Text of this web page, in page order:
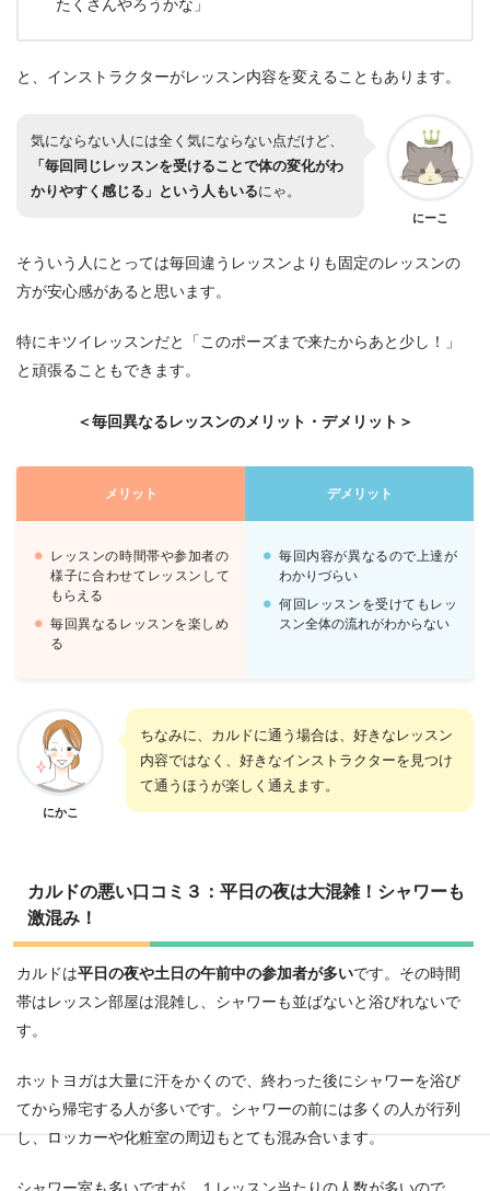
たくさんやろうかな」
と、インストラクターがレッスン内容を変えることもあります。
気にならない人には全く気にならない点だけど、
「毎回同じレッスンを受けることで体の変化がわ
かりやすく感じる」という人もいるにゃ。
にーこ
そういう人にとっては毎回違うレッスンよりも固定のレッスンの
方が安心感があると思います。
特にキツイレッスンだと「このポーズまで来たからあと少し！」
と頑張ることもできます。
＜毎回異なるレッスンのメリット・デメリット＞
メリット デメリット
レッスンの時間帯や参加者の
様子に合わせてレッスンして
もらえる
毎回異なるレッスンを楽しめ
る
毎回内容が異なるので上達が
わかりづらい
何回レッスンを受けてもレッ
スン全体の流れがわからない
にかこ
ちなみに、カルドに通う場合は、好きなレッスン
内容ではなく、好きなインストラクターを見つけ
て通うほうが楽しく通えます。
カルドの悪い口コミ３：平日の夜は大混雑！シャワーも
激混み！
カルドは平日の夜や土日の午前中の参加者が多いです。その時間
帯はレッスン部屋は混雑し、シャワーも並ばないと浴びれないで
す。
ホットヨガは大量に汗をかくので、終わった後にシャワーを浴び
てから帰宅する人が多いです。シャワーの前には多くの人が行列
し、ロッカーや化粧室の周辺もとても混み合います。